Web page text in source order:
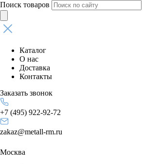
Поиск товаров
Каталог
О нас
Доставка
Контакты
Заказать звонок
+7 (495) 922-92-72
zakaz@metall-rm.ru
Москва